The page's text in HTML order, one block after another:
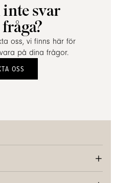
svar
oss, vi finns här för
på dina frågor.
OSS